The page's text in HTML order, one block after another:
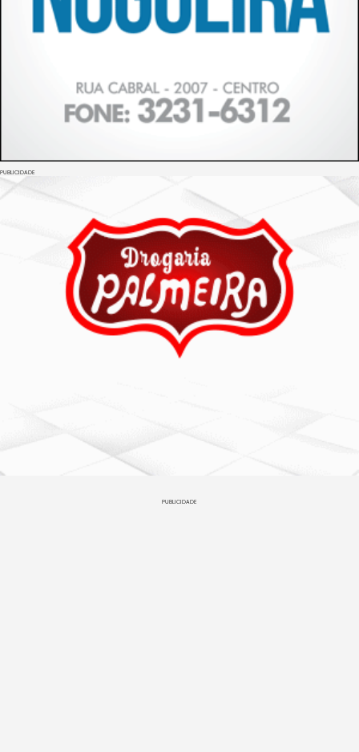
PUBLICIDADE
PUBLICIDADE